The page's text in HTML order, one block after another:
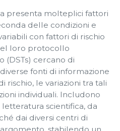
presenta molteplici fattori
delle condizioni e
con fattori di rischio
loro protocollo
(DSTs) cercano di
fonti di informazione
rischio, le variazioni tra tali
individuali. Includono
scientifica, da
dai diversi centri di